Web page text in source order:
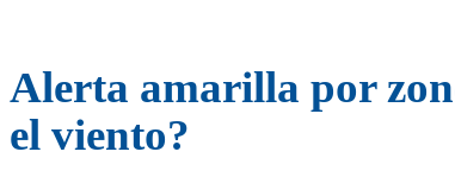
Alerta amarilla por
el viento?